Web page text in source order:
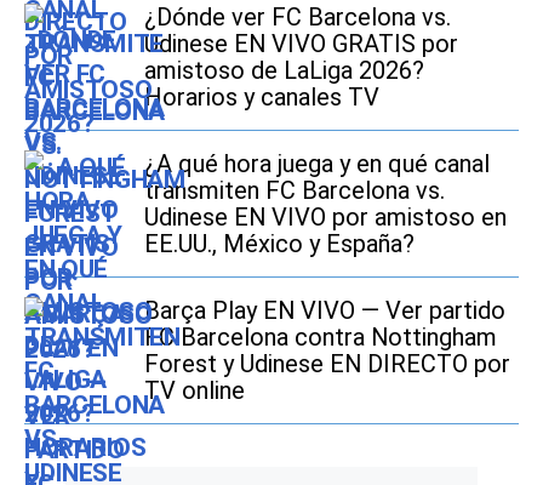
¿Dónde ver FC Barcelona vs.
Udinese EN VIVO GRATIS por
amistoso de LaLiga 2026?
Horarios y canales TV
¿A qué hora juega y en qué canal
transmiten FC Barcelona vs.
Udinese EN VIVO por amistoso en
EE.UU., México y España?
Barça Play EN VIVO — Ver partido
FC Barcelona contra Nottingham
Forest y Udinese EN DIRECTO por
TV online